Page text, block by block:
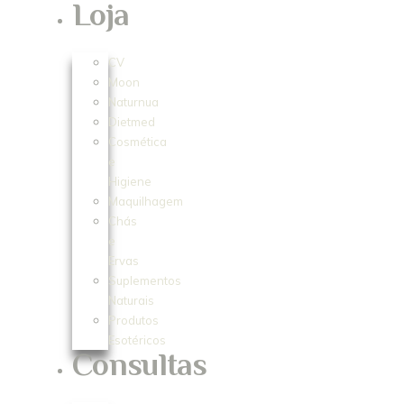
Loja
CV
Moon
Naturnua
Dietmed
Cosmética
e
Higiene
Maquilhagem
Chás
e
Ervas
Suplementos
Naturais
Produtos
Esotéricos
Consultas